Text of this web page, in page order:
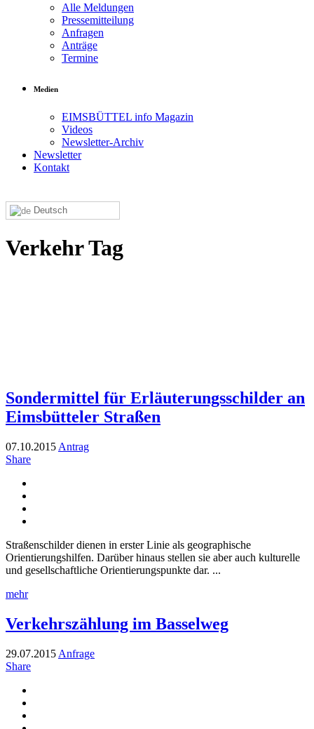
Alle Meldungen
Pressemitteilung
Anfragen
Anträge
Termine
Medien
EIMSBÜTTEL info Magazin
Videos
Newsletter-Archiv
Newsletter
Kontakt
Deutsch
Verkehr Tag
Sondermittel für Erläuterungsschilder an
Eimsbütteler Straßen
07.10.2015 Antrag
Share
Straßenschilder dienen in erster Linie als geographische
Orientierungshilfen. Darüber hinaus stellen sie aber auch kulturelle
und gesellschaftliche Orientierungspunkte dar. ...
mehr
Verkehrszählung im Basselweg
29.07.2015 Anfrage
Share